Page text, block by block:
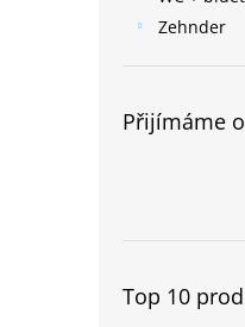
Zehnder
Přijímáme
Top 10